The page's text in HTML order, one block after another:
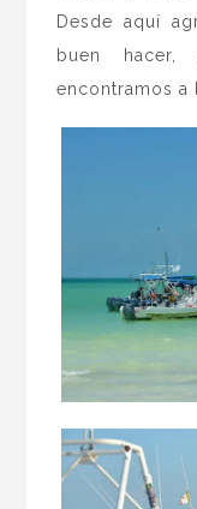
Desde aquí
buen
encontramos a